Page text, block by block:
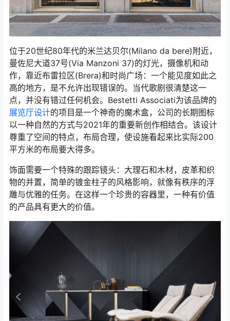
位于20世纪80年代的米兰达贝尔(Milano da bere)附近，
曼佐尼大道37号(Via Manzoni 37)的灯光，摄像机和动
作，靠近布雷拉区(Brera)和时尚广场：一个能见度如此之
高的地方，是不允许出现错误的。当代歌剧很清楚这一
点，并没有错过任何机会。Bestetti Associati为该品牌的
展览厅设计的项目是一个神奇的魔术盒，公司的长期图标
以一种自然的方式与2021年的重要新创作相结合。该设计
尊重了空间的特点，布局合理，使设施看起来比实际200
平方米的布局要大得多。
饰面需要一个特殊的跟踪镜头：大理石和木材，皮革和织
物的并置，简单的镀金柱子的风格影响，就像有秩序的浮
雕与优雅的任务。在这样一个珍贵的容器里，一种有价值
的产品具有更大的价值。